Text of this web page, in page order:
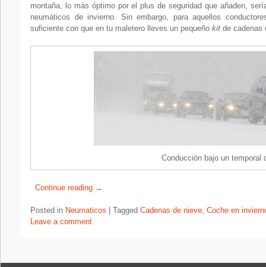
montaña, lo más óptimo por el plus de seguridad que añaden,
neumáticos de invierno. Sin embargo, para aquellos
suficiente con que en tu maletero lleves un pequeño kit de cadenas
Conducción bajo un temporal
Continue reading →
Posted in Neumaticos Tagged Cadenas de nieve, Coche en
Leave a comment